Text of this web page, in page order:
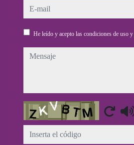
e-mail
He leído y acepto las condiciones de uso y
mensaje
Captcha